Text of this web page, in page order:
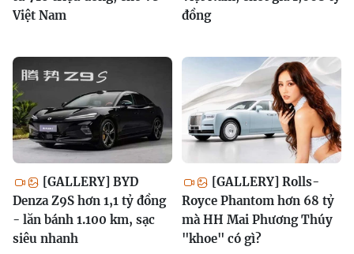
Việt Nam
đồng
[GALLERY] BYD
Denza Z9S hơn 1,1 tỷ đồng
- lăn bánh 1.100 km, sạc
siêu nhanh
[GALLERY] Rolls-
Royce Phantom hơn 68 tỷ
mà HH Mai Phương Thúy
"khoe" có gì?